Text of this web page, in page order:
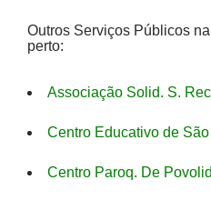
Outros Serviços Públicos
perto:
Associação Solid. S.
Centro Educativo de
Centro Paroq. De